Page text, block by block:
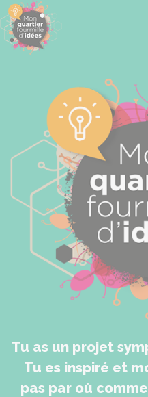
Tu as un projet
Tu es inspiré et
pas par où